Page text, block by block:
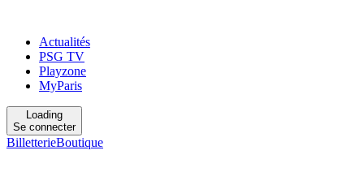
Actualités
PSG TV
Playzone
MyParis
Loading
Se connecter
BilletterieBoutique